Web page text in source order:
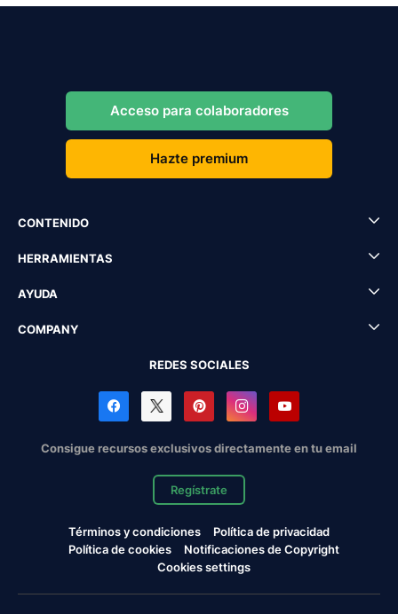
Acceso para colaboradores
Hazte premium
CONTENIDO
HERRAMIENTAS
AYUDA
COMPANY
REDES SOCIALES
Consigue recursos exclusivos directamente en tu email
Regístrate
Términos y condiciones
Política de privacidad
Política de cookies
Notificaciones de Copyright
Cookies settings